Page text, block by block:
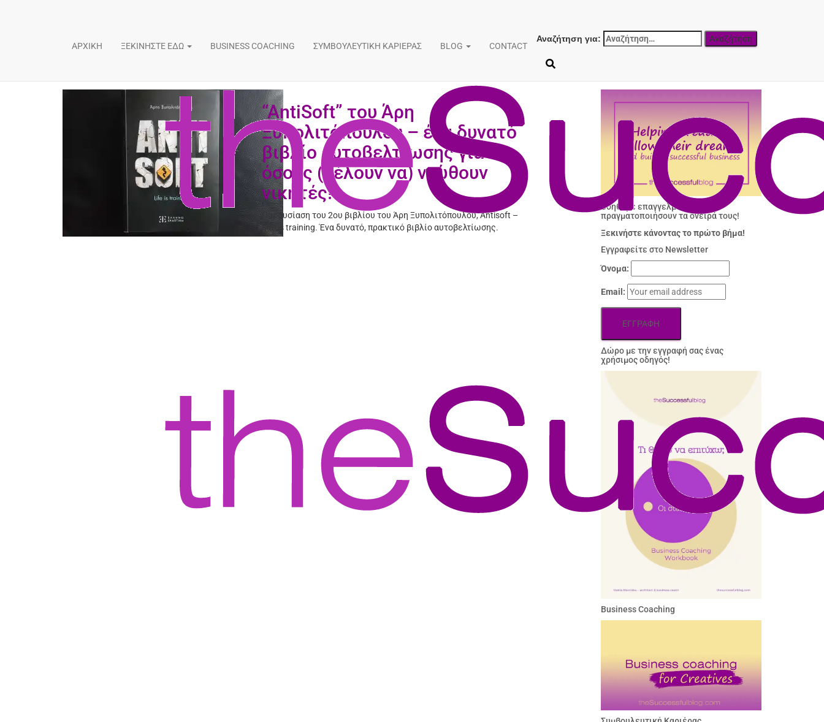
ΑΡΧΙΚΗ ΞΕΚΙΝΗΣΤΕ ΕΔΩ BUSINESS COACHING ΣΥΜΒΟΥΛΕΥΤΙΚΗ ΚΑΡΙΕΡΑΣ BLOG CONTACT
Αναζήτηση για:
Antisoft
“AntiSoft” του Άρη
Ξυπολιτόπουλου – ένα δυνατό
βιβλίο αυτοβελτίωσης για
όσους (θέλουν να) νιώθουν
νικητές!
Παρουσίαση του 2ου βιβλίου του Άρη Ξυπολιτόπουλου, Antisoft –
Life is training. Ένα δυνατό, πρακτικό βιβλίο αυτοβελτίωσης.
Βοηθάμε επαγγελματίες να
πραγματοποιήσουν τα όνειρά τους!
Ξεκινήστε κάνοντας το πρώτο βήμα!
Εγγραφείτε στο Newsletter
Όνομα:
Email:
Δώρo με την εγγραφή σας ένας
χρήσιμος οδηγός!
Business Coaching